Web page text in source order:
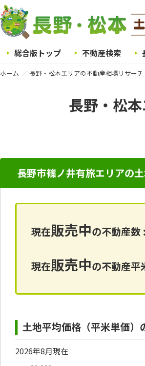
総合版トップ 不動産検索
ホーム 長野・松本エリアの不動産相場リサーチ
長野・松
長野市篠ノ井有旅エリアの
現在販売中の不動産数 :
現在販売中の不動産平
土地平均価格（平米単価）
2026年8月現在